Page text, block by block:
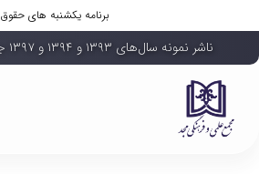
برنامه یکشنبه های حقوق
ناشر نمونه سال‌های ۱۳۹۳ و ۱۳۹۴ و ۱۳۹۷ جمهوری اسلامی ایران